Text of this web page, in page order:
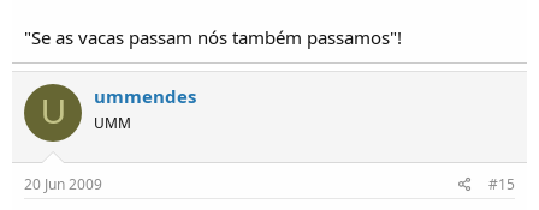
"Se as vacas passam nós também passamos"!
U ummendes
UMM
20 Jun 2009 #15